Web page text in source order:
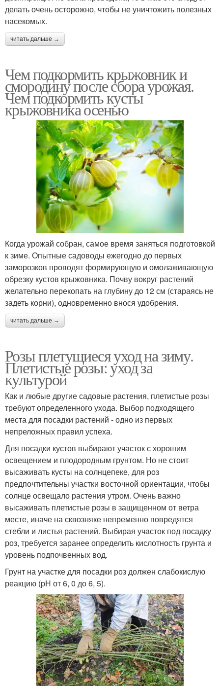
делать очень осторожно, чтобы не уничтожить полезных
насекомых.
читать дальше →
Чем подкормить крыжовник и
смородину после сбора урожая.
Чем подкормить кусты
крыжовника осенью
Когда урожай собран, самое время заняться подготовкой
к зиме. Опытные садоводы ежегодно до первых
заморозков проводят формирующую и омолаживающую
обрезку кустов крыжовника. Почву вокруг растений
желательно перекопать на глубину до 12 см (стараясь не
задеть корни), одновременно внося удобрения.
читать дальше →
Розы плетущиеся уход на зиму.
Плетистые розы: уход за
культурой
Как и любые другие садовые растения, плетистые розы
требуют определенного ухода. Выбор подходящего
места для посадки растений - одно из первых
непреложных правил успеха.
Для посадки кустов выбирают участок с хорошим
освещением и плодородным грунтом. Но не стоит
высаживать кусты на солнцепеке, для роз
предпочтительны участки восточной ориентации, чтобы
солнце освещало растения утром. Очень важно
высаживать плетистые розы в защищенном от ветра
месте, иначе на сквозняке непременно повредятся
стебли и листья растений. Выбирая участок под посадку
роз, требуется заранее определить кислотность грунта и
уровень подпочвенных вод.
Грунт на участке для посадки роз должен слабокислую
реакцию (рН от 6, 0 до 6, 5).